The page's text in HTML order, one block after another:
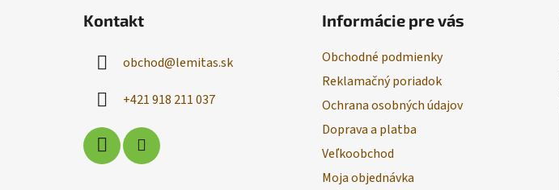
Kontakt
obchod@lemitas.sk
+421 918 211 037
Informácie pre vás
Obchodné podmienky
Reklamačný poriadok
Ochrana osobných údajov
Doprava a platba
Veľkoobchod
Moja objednávka